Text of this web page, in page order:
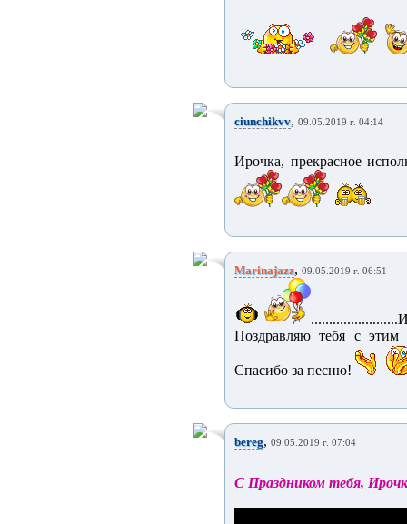
ciunchikvv, 09.05.2019 г. 04:14
Ирочка, прекрасное
Marinajazz, 09.05.2019 г. 06:51
Поздравляю тебя с этим
Спасибо за песню!
bereg, 09.05.2019 г. 07:04
С Праздником тебя,